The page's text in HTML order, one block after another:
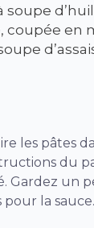
soupe
coupée en
les pâtes
du
Gardez un
pour la sauce.